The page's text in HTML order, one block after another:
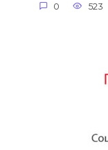
0 523